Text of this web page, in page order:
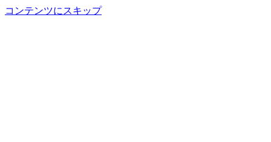
コンテンツにスキップ